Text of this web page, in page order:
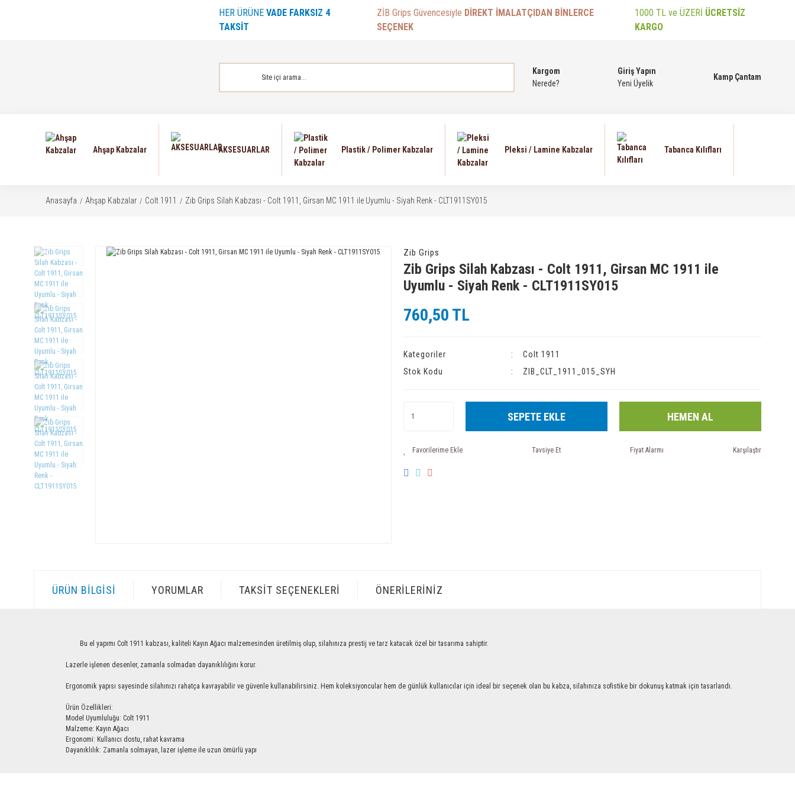
HER ÜRÜNE VADE FARKSIZ 4
TAKSİT
ZİB Grips Güvencesiyle DİREKT İMALATÇIDAN BİNLERCE
SEÇENEK
1000 TL ve ÜZERİ ÜCRETSİZ
KARGO
Kargom
Nerede?
Giriş Yapın
Yeni Üyelik
Kamp Çantam
Ahşap Kabzalar AKSESUARLAR Plastik / Polimer Kabzalar Pleksi / Lamine Kabzalar Tabanca Kılıfları
Anasayfa Ahşap Kabzalar Colt 1911 Zib Grips Silah Kabzası - Colt 1911, Girsan MC 1911 ile Uyumlu - Siyah Renk - CLT1911SY015
Zib Grips
Zib Grips Silah Kabzası - Colt 1911, Girsan MC 1911 ile
Uyumlu - Siyah Renk - CLT1911SY015
760,50 TL
Kategoriler
Colt 1911
Stok Kodu
ZIB_CLT_1911_015_SYH
SEPETE EKLE HEMEN AL
Tavsiye Et Fiyat Alarmı Karşılaştır
ÜRÜN BILGISI YORUMLAR TAKSIT SEÇENEKLERI ÖNERILERINIZ
Bu el yapımı Colt 1911 kabzası, kaliteli Kayın Ağacı malzemesinden üretilmiş olup, silahınıza prestij ve tarz katacak özel bir tasarıma sahiptir.
Lazerle işlenen desenler, zamanla solmadan dayanıklılığını korur.
Ergonomik yapısı sayesinde silahınızı rahatça kavrayabilir ve güvenle kullanabilirsiniz. Hem koleksiyoncular hem de günlük kullanıcılar için ideal bir seçenek olan bu kabza, silahınıza sofistike bir dokunuş katmak için tasarlandı.
Ürün Özellikleri:
Model Uyumluluğu: Colt 1911
Malzeme: Kayın Ağacı
Ergonomi: Kullanıcı dostu, rahat kavrama
Dayanıklılık: Zamanla solmayan, lazer işleme ile uzun ömürlü yapı